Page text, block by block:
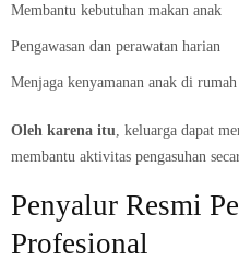
Membantu kebutuhan makan anak
Pengawasan dan perawatan harian
Menjaga kenyamanan anak di rumah
Oleh karena itu , keluarga dapat
membantu aktivitas pengasuhan
Penyalur Resmi
Profesional